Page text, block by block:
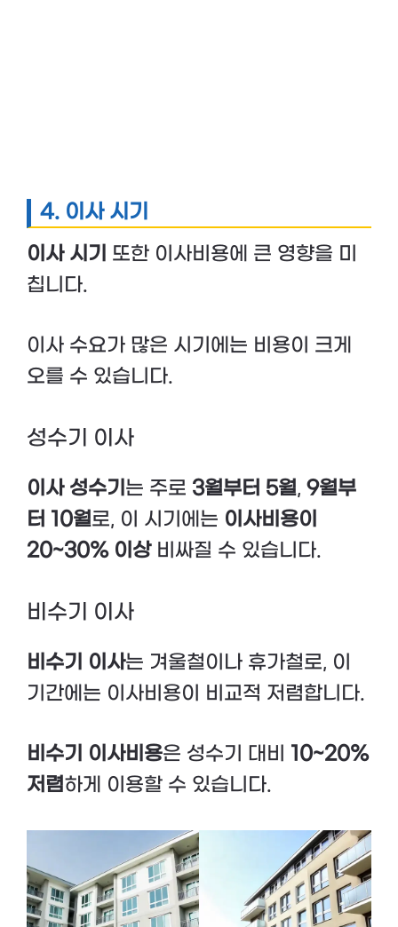
4. 이사 시기
이사 시기 또한 이사비용에 큰 영향을 미
칩니다.
이사 수요가 많은 시기에는 비용이 크게
오를 수 있습니다.
성수기 이사
이사 성수기 는 주로 3월부터 5월, 9월부
터 10월로, 이 시기에는 이사비용이
20~30% 이상비싸질 수 있습니다.
비수기 이사
비수기 이사는 겨울철이나 휴가철로, 이
기간에는 이사비용이 비교적 저렴합니다.
비수기 이사비용은 성수기 대비 10~20%
저렴하게 이용할 수 있습니다.